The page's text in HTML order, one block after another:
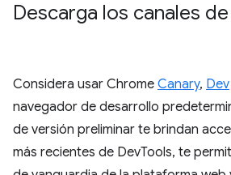
Descarga los canales
Considera usar Chrome Canary, Dev
navegador de desarrollo
de versión preliminar te brindan
más recientes de DevTools, te